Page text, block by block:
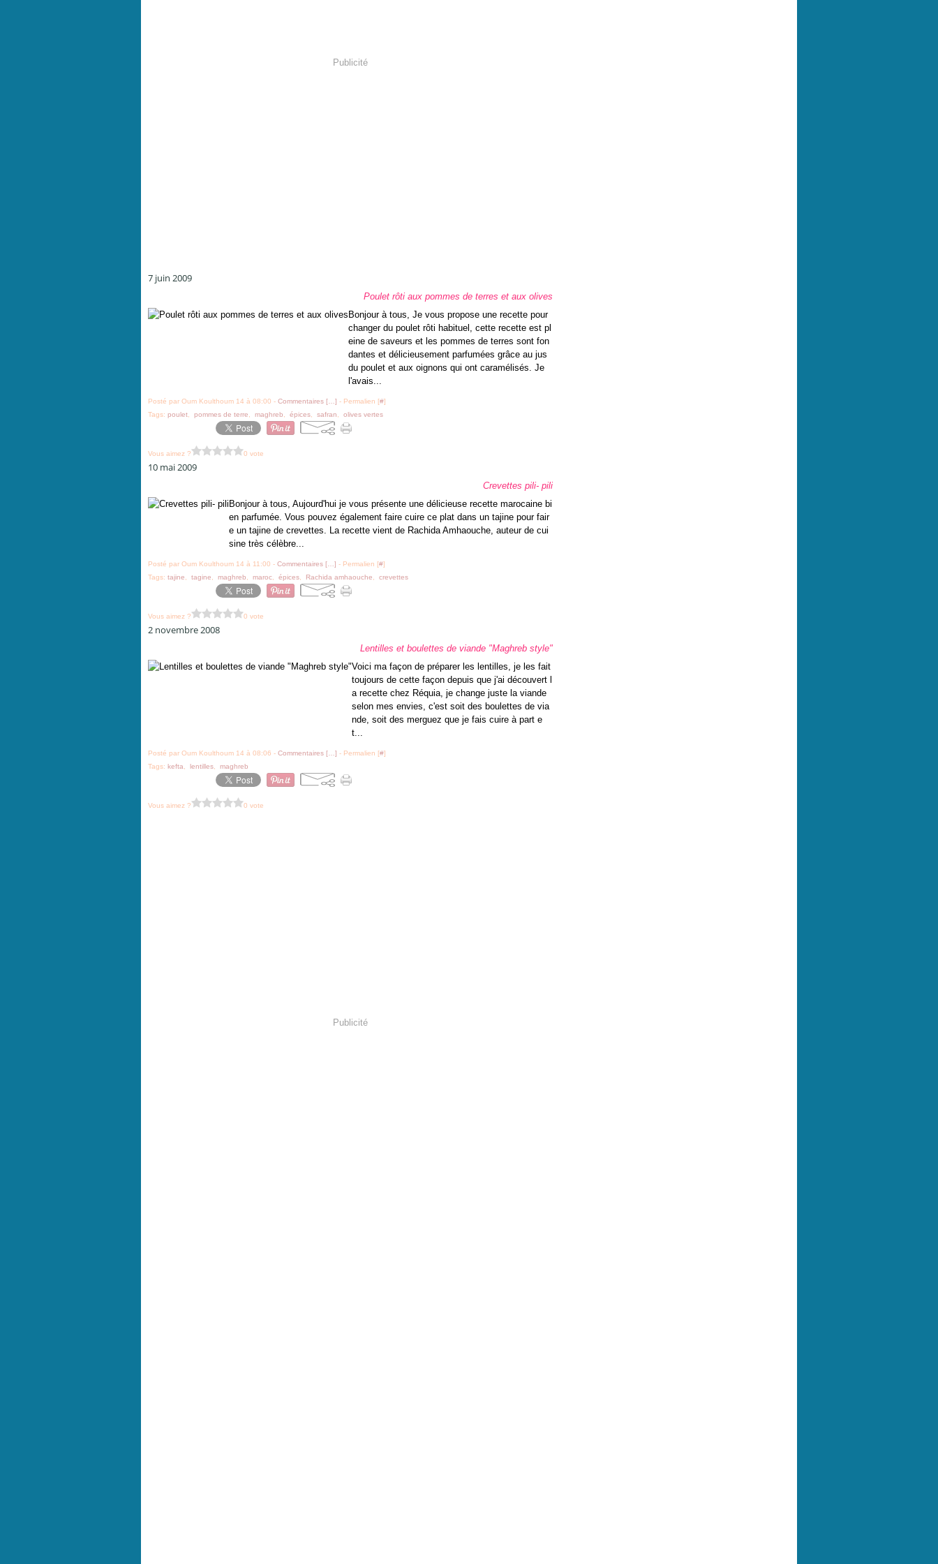
Publicité
7 juin 2009
Poulet rôti aux pommes de terres et aux olives
Bonjour à tous, Je vous propose une recette pour
changer du poulet rôti habituel, cette recette est pl
eine de saveurs et les pommes de terres sont fon
dantes et délicieusement parfumées grâce au jus
du poulet et aux oignons qui ont caramélisés. Je
l'avais...
Posté par Oum Koulthoum 14 à 08:00 - Commentaires [ ] - Permalien [#]
Tags: poulet pommes de terre maghreb épices safran olives vertes
Vous aimez ? 0 vote
10 mai 2009
Crevettes pili- pili
Bonjour à tous, Aujourd'hui je vous présente une délicieuse recette marocaine bi
en parfumée. Vous pouvez également faire cuire ce plat dans un tajine pour fair
e un tajine de crevettes. La recette vient de Rachida Amhaouche, auteur de cui
sine très célèbre...
Posté par Oum Koulthoum 14 à 11:00 - Commentaires [ ] - Permalien [#]
Tags: tajine tagine maghreb maroc épices Rachida amhaouche crevettes
Vous aimez ? 0 vote
2 novembre 2008
Lentilles et boulettes de viande "Maghreb style"
Voici ma façon de préparer les lentilles, je les fait
toujours de cette façon depuis que j'ai découvert l
a recette chez Réquia, je change juste la viande
selon mes envies, c'est soit des boulettes de via
nde, soit des merguez que je fais cuire à part e
t...
Posté par Oum Koulthoum 14 à 08:06 - Commentaires [ ] - Permalien [#]
Tags: kefta lentilles maghreb
Vous aimez ? 0 vote
Publicité